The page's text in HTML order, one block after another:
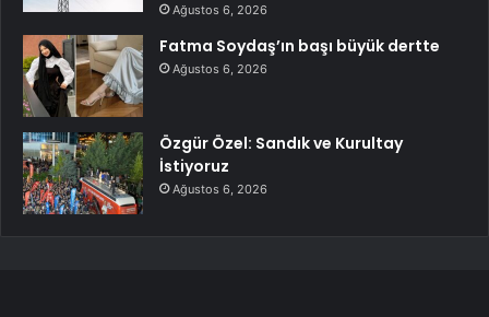
Ağustos 6, 2026
Fatma Soydaş’ın başı büyük dertte
Ağustos 6, 2026
Özgür Özel: Sandık ve Kurultay
İstiyoruz
Ağustos 6, 2026